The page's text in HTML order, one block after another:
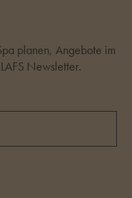
planen, Angebote im
Newsletter.